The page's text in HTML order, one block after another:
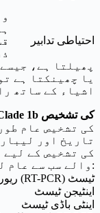
احتیاطی تدابیر
پھیلتا ہے،
یا چھینکتا ہے
اشیاء کے ساتھ
Clade 1b کی تشخیص
تاریخ اور
والے سب سے عام لیبارٹری ٹیسٹ میں شامل ہیں:
ریورس ٹرانسکرپشن پولیمریز چین ری ایکشن (RT-PCR) ٹیسٹ
اینٹیجن ٹیسٹ
اینٹی باڈی ٹیسٹ